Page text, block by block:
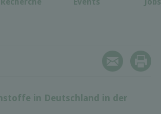
in Deutschland in der